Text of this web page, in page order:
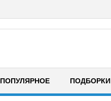
ПОПУЛЯРНОЕ ПОДБОРКИ